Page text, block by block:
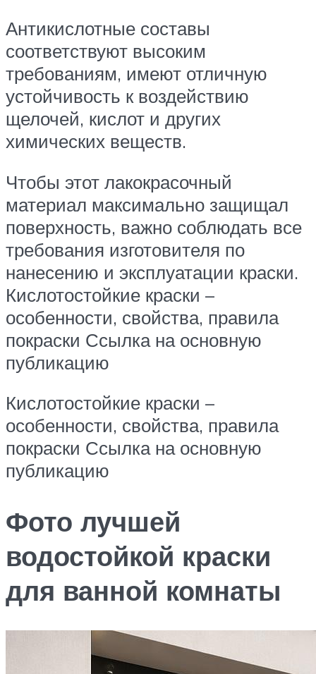
Антикислотные составы
соответствуют высоким
требованиям, имеют отличную
устойчивость к воздействию
щелочей, кислот и других
химических веществ.
Чтобы этот лакокрасочный
материал максимально защищал
поверхность, важно соблюдать все
требования изготовителя по
нанесению и эксплуатации краски.
Кислотостойкие краски –
особенности, свойства, правила
покраски Ссылка на основную
публикацию
Кислотостойкие краски –
особенности, свойства, правила
покраски Ссылка на основную
публикацию
Фото лучшей
водостойкой краски
для ванной комнаты